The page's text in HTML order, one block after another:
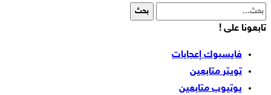
تابعونا على !
فايسبوك إعجابات
تويتر متابعين
يوتيوب متابعين